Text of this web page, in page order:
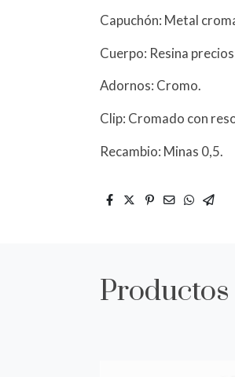
Capuchón: Metal
Cuerpo: Resina
Adornos: Cromo.
Clip: Cromado con
Recambio: Minas 0,5.